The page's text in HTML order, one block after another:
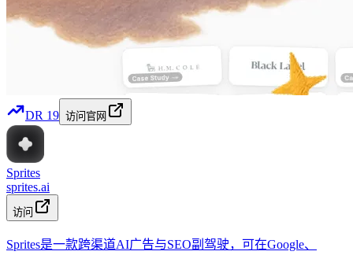
DR 19 访问官网
Sprites
sprites.ai
访问
Sprites是一款跨渠道AI广告与SEO副驾驶，可在Google、